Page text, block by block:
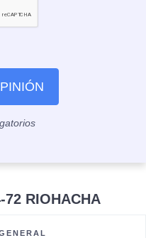
72 RIOHACHA